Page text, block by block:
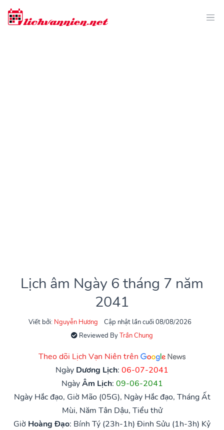
Lịch âm Ngày 6 tháng 7 năm
2041
Viết bởi: Nguyễn Hương
Cập nhật lần cuối 08/08/2026
Reviewed ByTrần Chung
Theo dõi Lịch Vạn Niên trên
Ngày Dương Lịch: 06-07-2041
NgàyÂm Lịch: 09-06-2041
Ngày Hắc đạo, Giờ Mão (05G), Ngày Hắc đạo, Tháng Ất
Mùi, Năm Tân Dậu, Tiểu thử
Giờ Hoàng Đạo: Bính Tý (23h-1h) Đinh Sửu (1h-3h) Kỷ